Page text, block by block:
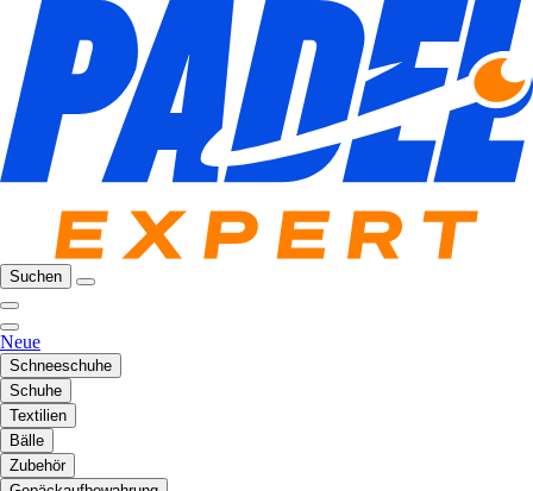
Suchen
Neue
Schneeschuhe
Schuhe
Textilien
Bälle
Zubehör